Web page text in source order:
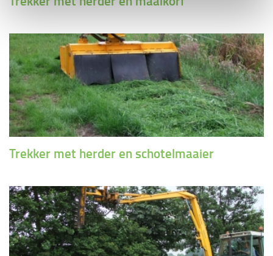
Trekker met herder en schotelmaaier